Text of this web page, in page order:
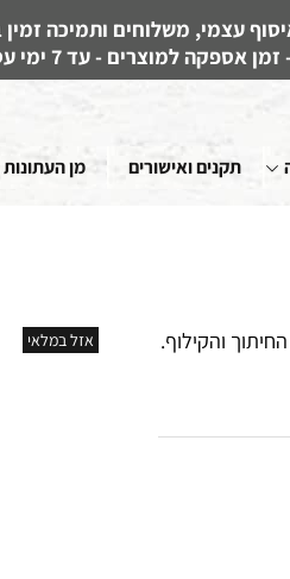
תקנים ואישורים מן העתונות
אזל במלאי
והקילוף.